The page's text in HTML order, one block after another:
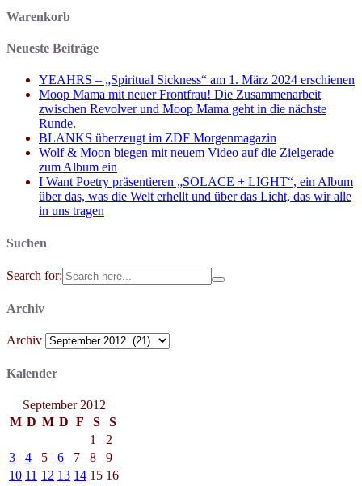
Warenkorb
Neueste Beiträge
YEAHRS – „Spiritual Sickness“ am 1. März 2024 erschienen
Moop Mama mit neuer Frontfrau! Die Zusammenarbeit
zwischen Revolver und Moop Mama geht in die nächste
Runde.
BLANKS überzeugt im ZDF Morgenmagazin
Wolf & Moon biegen mit neuem Video auf die Zielgerade
zum Album ein
I Want Poetry präsentieren „SOLACE + LIGHT“, ein Album
über das, was die Welt erhellt und über das Licht, das wir alle
in uns tragen
Suchen
Search for:
Archiv
Archiv
Kalender
September 2012
M D M D F S
S
1
2
3
4 5 6 7 8
9
10 11 12 13 14 15 16